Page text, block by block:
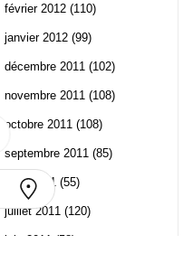
février 2012 (110)
janvier 2012 (99)
décembre 2011 (102)
novembre 2011 (108)
octobre 2011 (108)
septembre 2011 (85)
août 2011 (55)
juillet 2011 (120)
juin 2011 (58)